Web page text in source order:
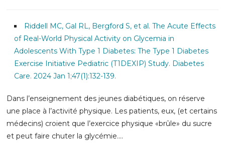
Riddell MC, Gal RL, Bergford S, et al. The Acute Effects
of Real-World Physical Activity on Glycemia in
Adolescents With Type 1 Diabetes: The Type 1 Diabetes
Exercise Initiative Pediatric (T1DEXIP) Study. Diabetes
Care. 2024 Jan 1;47(1):132-139.
Dans l’enseignement des jeunes diabétiques, on réserve
une place à l’activité physique. Les patients, eux, (et certains
médecins) croient que l’exercice physique «brûle» du sucre
et peut faire chuter la glycémie....